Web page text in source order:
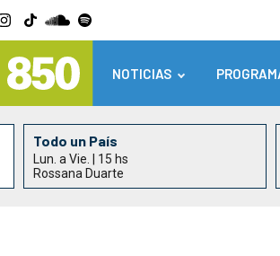
NOTICIAS
Todo un País
Lun. a Vie. | 15 hs
Rossana Duarte